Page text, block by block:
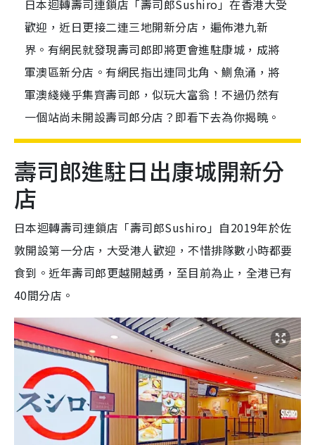
日本迴轉壽司連鎖店「壽司郎Sushiro」在香港大受
歡迎，近日更接二連三地開新分店，遍佈港九新
界。有網民就發現壽司郎即將更會進駐康城，成將
軍澳區新分店。有網民指出連同北角、鰂魚涌，將
軍澳綫幾乎集齊壽司郎，似玩大富翁！不過仍然有
一個站尚未開設壽司郎分店？即看下去為你揭曉。
壽司郎進駐日出康城開新分
店
日本迴轉壽司連鎖店「壽司郎Sushiro」自2019年於佐
敦開設第一分店，大受港人歡迎，不惜排隊數小時都要
食到。近年壽司郎更越開越勇，至目前為止，全港已有
40間分店。